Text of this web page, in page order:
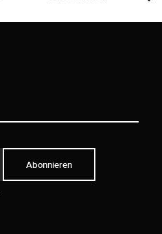
Abonnieren